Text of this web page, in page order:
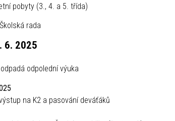
(3., 4. a 5. třída)
rada
2025
odpolední výuka
na K2 a pasování deváťáků